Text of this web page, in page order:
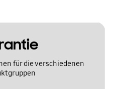
für die verschiedenen